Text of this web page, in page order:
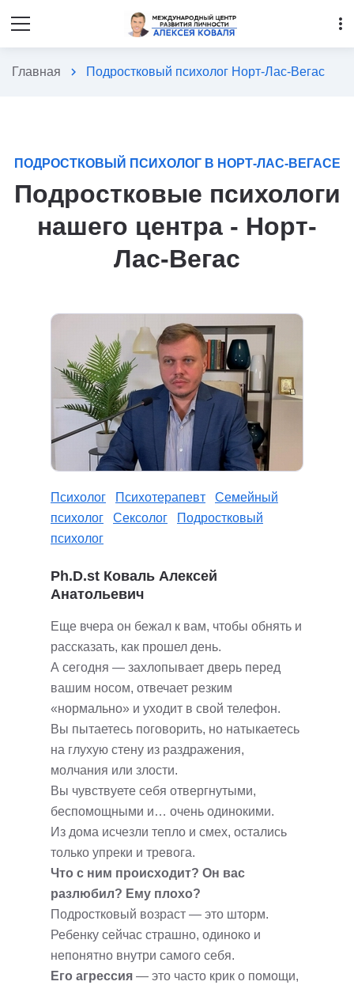
more_vert
Главная chevron_right Подростковый психолог Норт-Лас-Вегас
ПОДРОСТКОВЫЙ ПСИХОЛОГ В НОРТ-ЛАС-ВЕГАСЕ
Подростковые психологи
нашего центра - Норт-
Лас-Вегас
Психолог Психотерапевт
Семейный
психолог
Сексолог
Подростковый
психолог
Ph.D.st Коваль Алексей
Анатольевич
Еще вчера он бежал к вам, чтобы обнять и
рассказать, как прошел день.
А сегодня — захлопывает дверь перед
вашим носом, отвечает резким
«нормально» и уходит в свой телефон.
Вы пытаетесь поговорить, но натыкаетесь
на глухую стену из раздражения,
молчания или злости.
Вы чувствуете себя отвергнутыми,
беспомощными и… очень одинокими.
Из дома исчезли тепло и смех, остались
только упреки и тревога.
Что с ним происходит? Он вас
разлюбил? Ему плохо?
Подростковый возраст — это шторм.
Ребенку сейчас страшно, одиноко и
непонятно внутри самого себя.
Его агрессия — это часто крик о помощи,